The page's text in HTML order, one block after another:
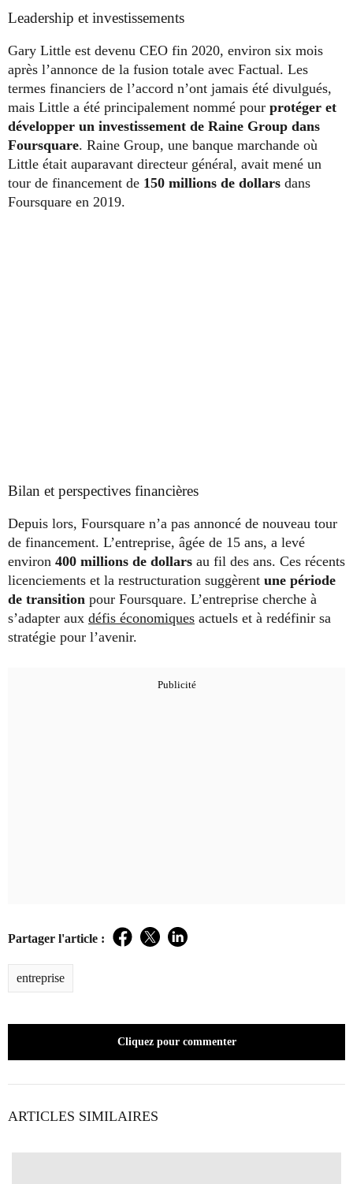
Leadership et investissements
Gary Little est devenu CEO fin 2020, environ six mois
après l’annonce de la fusion totale avec Factual. Les
termes financiers de l’accord n’ont jamais été divulgués,
mais Little a été principalement nommé pour protéger et
développer un investissement de Raine Group dans
Foursquare. Raine Group, une banque marchande où
Little était auparavant directeur général, avait mené un
tour de financement de 150 millions de dollars dans
Foursquare en 2019.
Bilan et perspectives financières
Depuis lors, Foursquare n’a pas annoncé de nouveau tour
de financement. L’entreprise, âgée de 15 ans, a levé
environ 400 millions de dollars au fil des ans. Ces récents
licenciements et la restructuration suggèrent une période
de transition pour Foursquare. L’entreprise cherche à
s’adapter aux défis économiques actuels et à redéfinir sa
stratégie pour l’avenir.
Partager l'article : Facebook
TwitterLinkedIn
entreprise
Cliquez pour commenter
ARTICLES SIMILAIRES